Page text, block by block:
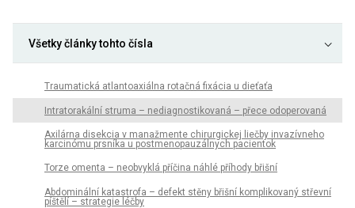
Všetky články tohto čísla
Traumatická atlantoaxiálna rotačná fixácia u dieťaťa
Intratorakální struma – nediagnostikovaná – přece odoperovaná
Axilárna disekcia v manažmente chirurgickej liečby invazívneho
karcinómu prsníka u postmenopauzálnych pacientok
Torze omenta – neobvyklá příčina náhlé příhody břišní
Abdominální katastrofa – defekt stěny břišní komplikovaný střevní
píštělí – strategie léčby